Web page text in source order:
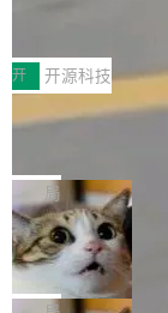
常维护操作，并完
村国家自主创新示
由中关村智联软件
“智构可信·质创未
式”为主题，直面
的核心质量命题。
工具选型手册》发
nt智能测试系统入
O而言，这提示了
工具升级为企业的
开 开源科技
让非法状态不可
有一种东西，一旦
eev 管它叫"软件
鲜——代数数据类型
（sum type）。但
型系统的学术体操
章从一个简单的例
局
Cloudflare 开源
dflare OS
Cloudflare 发布了
S。如果你只看官